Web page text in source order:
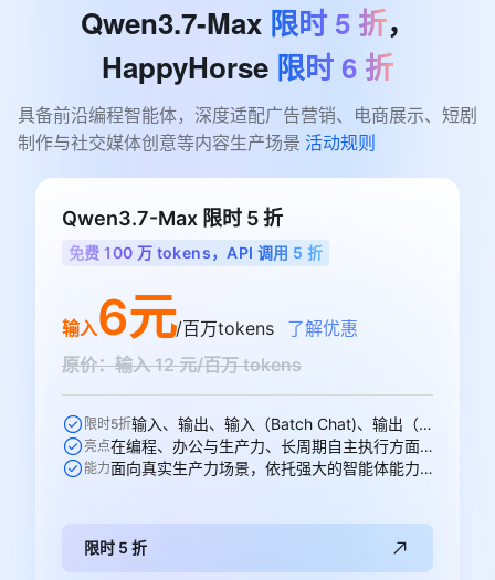
Qwen3.7-Max 限时 5 折，
HappyHorse 限时 6 折
具备前沿编程智能体，深度适配广告营销、电商展示、短剧
制作与社交媒体创意等内容生产场景 活动规则
Qwen3.7-Max 限时 5 折
免费 100 万 tokens，API 调用 5 折
输入6元/百万tokens
了解优惠
原价：输入 12 元/百万 tokens
限时5折 输入、输出、输入（Batch Chat)、输出（Batch Chat)、显式缓存创建、显式缓存命中 6 个模型计费价格可参与活动
亮点 在编程、办公与生产力、长周期自主执行方面均能出色胜任各项任务
能力 面向真实生产力场景，依托强大的智能体能力，全面重塑专业工作流
限时 5 折